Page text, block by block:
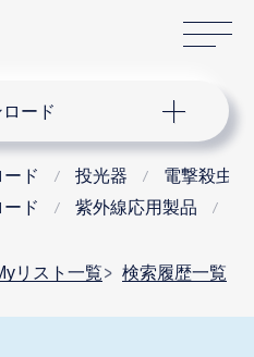
ード
ド 投光器
電撃殺虫器
ド
紫外線応用製品
リスト一覧 検索履歴一覧